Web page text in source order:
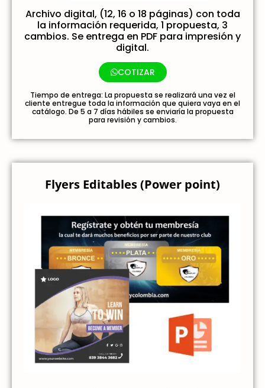
Archivo digital, (12, 16 o 18 páginas) con toda
la información requerida, 1 propuesta, 3
cambios. Se entrega en PDF para impresión y
digital.
COTIZAR
Tiempo de entrega: La propuesta se realizará una vez el
cliente entregue toda la información que quiera vaya en el
catálogo. De 5 a 7 días hábiles se enviaría la propuesta
para revisión y cambios.
Flyers Editables (Power point)